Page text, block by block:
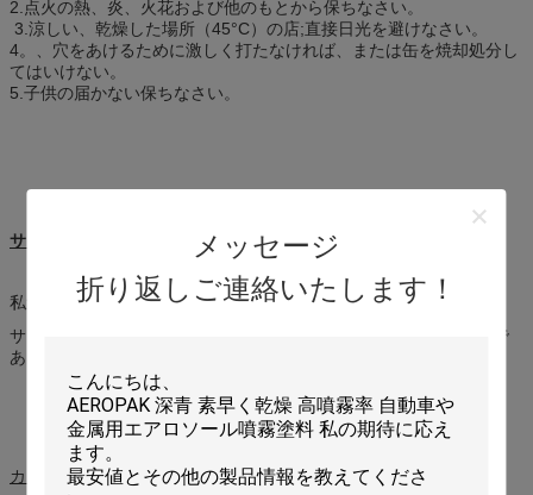
メッセージ
折り返しご連絡いたします！
2.点火の熱、炎、火花および他のもとから保ちなさい。
3.涼しい、乾燥した場所（45°C）の店;直接日光を避けなさい。
4。、穴をあけるために激しく打たなければ、または缶を焼却処分し
てはいけない。
5.子供の届かない保ちなさい。
サンプル
私達は2部分内の試供品を提供する。
サンプルは私達があなたの急使料金を受け取った後送られるべきで
ある。
カスタム化